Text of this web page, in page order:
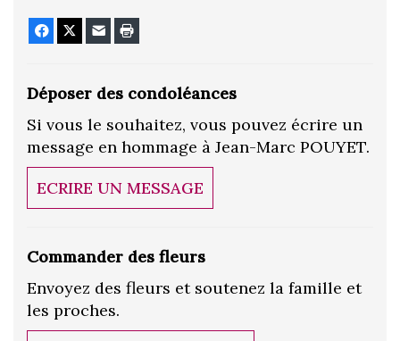
Facebook E-mail
Déposer des condoléances
Si vous le souhaitez, vous pouvez écrire un
message en hommage à Jean-Marc POUYET.
ECRIRE UN MESSAGE
Commander des fleurs
Envoyez des fleurs et soutenez la famille et
les proches.